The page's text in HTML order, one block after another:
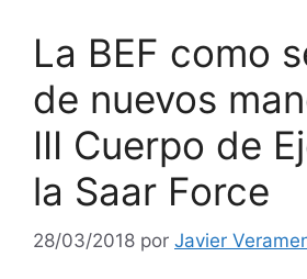
La BEF como
de nuevos
III Cuerpo de
la Saar Force
28/03/2018 por Javier